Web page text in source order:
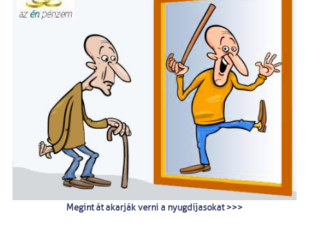
Megint át akarják verni a nyugdíjasokat >>>